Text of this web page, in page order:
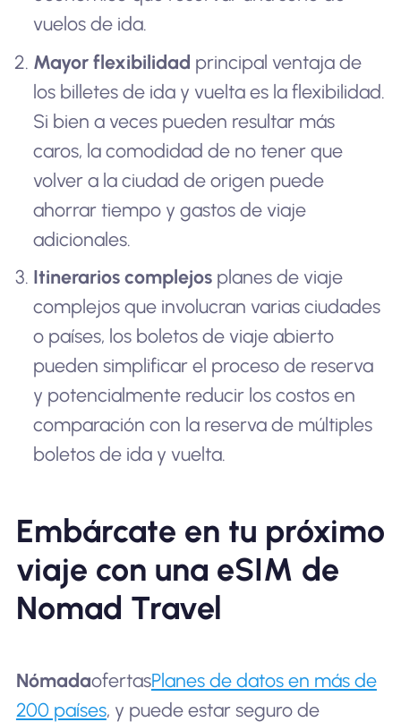
vuelos de ida.
Mayor flexibilidad principal ventaja de
los billetes de ida y vuelta es la flexibilidad.
Si bien a veces pueden resultar más
caros, la comodidad de no tener que
volver a la ciudad de origen puede
ahorrar tiempo y gastos de viaje
adicionales.
Itinerarios complejos planes de viaje
complejos que involucran varias ciudades
o países, los boletos de viaje abierto
pueden simplificar el proceso de reserva
y potencialmente reducir los costos en
comparación con la reserva de múltiples
boletos de ida y vuelta.
Embárcate en tu próximo
viaje con una eSIM de
Nomad Travel
NómadaofertasPlanes de datos en más de
200 países, y puede estar seguro de